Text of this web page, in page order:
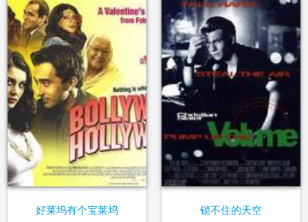
好莱坞有个宝莱坞 锁不住的天空